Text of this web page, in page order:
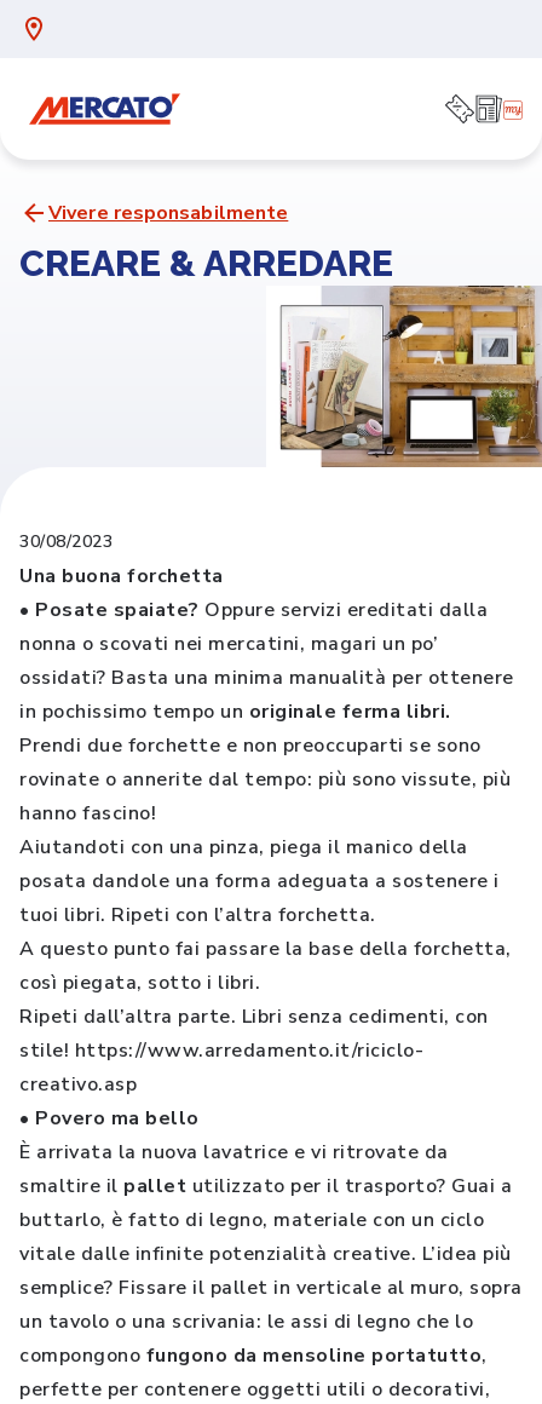
Vivere responsabilmente
CREARE & ARREDARE
30/08/2023
Una buona forchetta
• Posate spaiate? Oppure servizi ereditati dalla
nonna o scovati nei mercatini, magari un po’
ossidati? Basta una minima manualità per ottenere
in pochissimo tempo un originale ferma libri.
Prendi due forchette e non preoccuparti se sono
rovinate o annerite dal tempo: più sono vissute, più
hanno fascino!
Aiutandoti con una pinza, piega il manico della
posata dandole una forma adeguata a sostenere i
tuoi libri. Ripeti con l’altra forchetta.
A questo punto fai passare la base della forchetta,
così piegata, sotto i libri.
Ripeti dall’altra parte. Libri senza cedimenti, con
stile! https://www.arredamento.it/riciclo-
creativo.asp
• Povero ma bello
È arrivata la nuova lavatrice e vi ritrovate da
smaltire il pallet utilizzato per il trasporto? Guai a
buttarlo, è fatto di legno, materiale con un ciclo
vitale dalle infinite potenzialità creative. L’idea più
semplice? Fissare il pallet in verticale al muro, sopra
un tavolo o una scrivania: le assi di legno che lo
compongono fungono da mensoline portatutto,
perfette per contenere oggetti utili o decorativi,